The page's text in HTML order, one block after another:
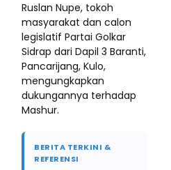
Ruslan Nupe, tokoh
masyarakat dan calon
legislatif Partai Golkar
Sidrap dari Dapil 3 Baranti,
Pancarijang, Kulo,
mengungkapkan
dukungannya terhadap
Mashur.
BERITA TERKINI &
REFERENSI